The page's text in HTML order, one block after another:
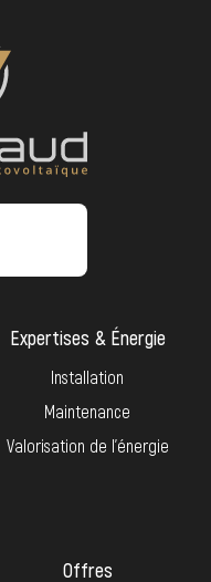
Expertises & Énergie
Installation
Maintenance
Valorisation de l’énergie
Offres